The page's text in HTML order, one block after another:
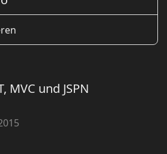
MVC und JSPN